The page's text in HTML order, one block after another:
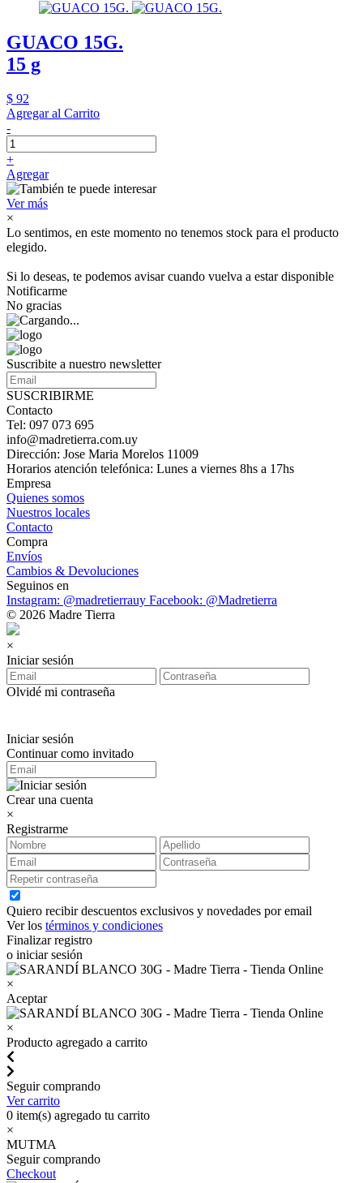
GUACO 15G.
15 g
$ 92
Agregar al Carrito
-
+
Agregar
Ver más
×
Lo sentimos, en este momento no tenemos stock para el producto
elegido.
Si lo deseas, te podemos avisar cuando vuelva a estar disponible
Notificarme
No gracias
Suscribite a nuestro newsletter
SUSCRIBIRME
Contacto
Tel: 097 073 695
info@madretierra.com.uy
Dirección: Jose Maria Morelos 11009
Horarios atención telefónica: Lunes a viernes 8hs a 17hs
Empresa
Quienes somos
Nuestros locales
Contacto
Compra
Envíos
Cambios & Devoluciones
Seguinos en
Instagram: @madretierrauy Facebook: @Madretierra
© 2026 Madre Tierra
×
Iniciar sesión
Olvidé mi contraseña
Iniciar sesión
Continuar como invitado
Crear una cuenta
×
Registrarme
Quiero recibir descuentos exclusivos y novedades por email
Ver los términos y condiciones
Finalizar registro
o iniciar sesión
×
Aceptar
×
Producto agregado a carrito
Seguir comprando
Ver carrito
0 item(s) agregado tu carrito
×
MUTMA
Seguir comprando
Checkout